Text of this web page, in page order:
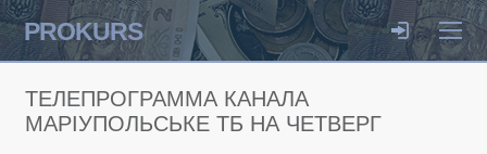
PROKURS
ТЕЛЕПРОГРАММА КАНАЛА
МАРІУПОЛЬСЬКЕ ТБ НА ЧЕТВЕРГ